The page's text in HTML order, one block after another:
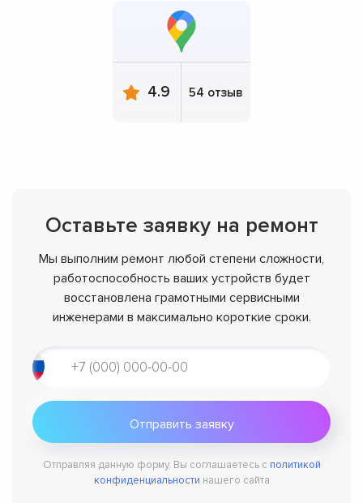
4.9 54 отзыв
Оставьте заявку на ремонт
Мы выполним ремонт любой степени сложности,
работоспособность ваших устройств будет
восстановлена грамотными сервисными
инженерами в максимально короткие сроки.
Отправляя данную форму, Вы соглашаетесь с политикой
конфиденциальности нашего сайта